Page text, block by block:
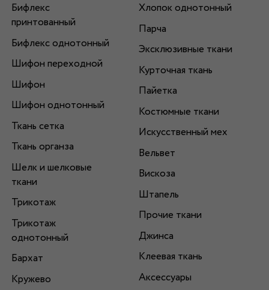
Бифлекс
принтованный
Бифлекс однотонный
Шифон переходной
Шифон
Шифон однотонный
Ткань сетка
Ткань органза
Шелк и шелковые
ткани
Трикотаж
Трикотаж
однотонный
Бархат
Кружево
Хлопок однотонный
Парча
Эксклюзивные ткани
Курточная ткань
Пайетка
Костюмные ткани
Искусственный мех
Вельвет
Вискоза
Штапель
Прочие ткани
Джинса
Клеевая ткань
Аксессуары